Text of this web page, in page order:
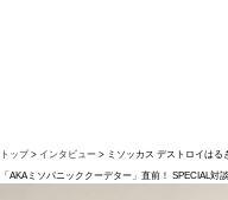
トップ インタビュー
ミソッカス デストロイは
「AKAミソパニッククーデター」直前！ SPECIAL対